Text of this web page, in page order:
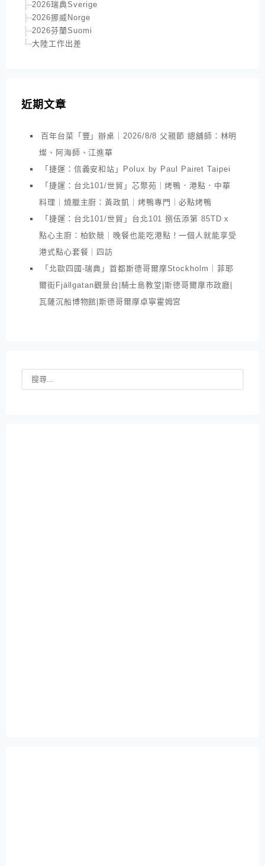
2026瑞典Sverige
2026挪威Norge
2026芬蘭Suomi
大陸工作出差
近期文章
百年台菜「豐」辦桌｜2026/8/8 父親節 總舖師：林明
燦、阿海師、江進華
「捷運：信義安和站」Polux by Paul Pairet Taipei
「捷運：台北101/世貿」芯聚苑｜烤鴨．港點．中華
料理｜燒臘主廚：黃政凱｜烤鴨專門｜必點烤鴨
「捷運：台北101/世貿」台北101 捌伍添第 85TD x
點心主廚：柏欽競｜晚餐也能吃港點！一個人就能享受
港式點心套餐｜四訪
「北歐四國-瑞典」首都斯德哥爾摩Stockholm｜菲耶
爾街Fjällgatan觀景台|騎士島教堂|斯德哥爾摩市政廳|
瓦薩沉船博物館|斯德哥爾摩卓寧霍姆宮